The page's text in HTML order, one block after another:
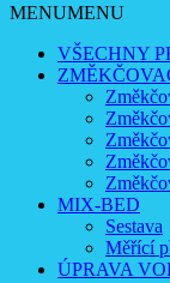
MENUMENU
VŠECHNY
MIX-BED
Sestava
Měřící
ÚPRAVA